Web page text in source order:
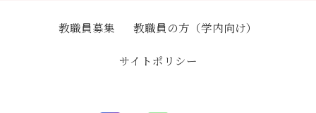
教職員募集 教職員の方（学内向け）
サイトポリシー